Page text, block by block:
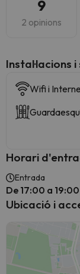
9
2 opinions
Instal·lacions
Wifi i
Horari
Entrada
De 17:00 a
Ubicació i